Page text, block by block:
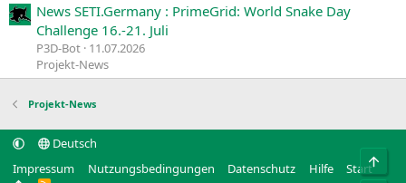
News SETI.Germany : PrimeGrid: World Snake Day
Challenge 16.-21. Juli
P3D-Bot 11.07.2026
Projekt-News
Projekt-News
Deutsch
Impressum
Nutzungsbedingungen Datenschutz Hilfe Start